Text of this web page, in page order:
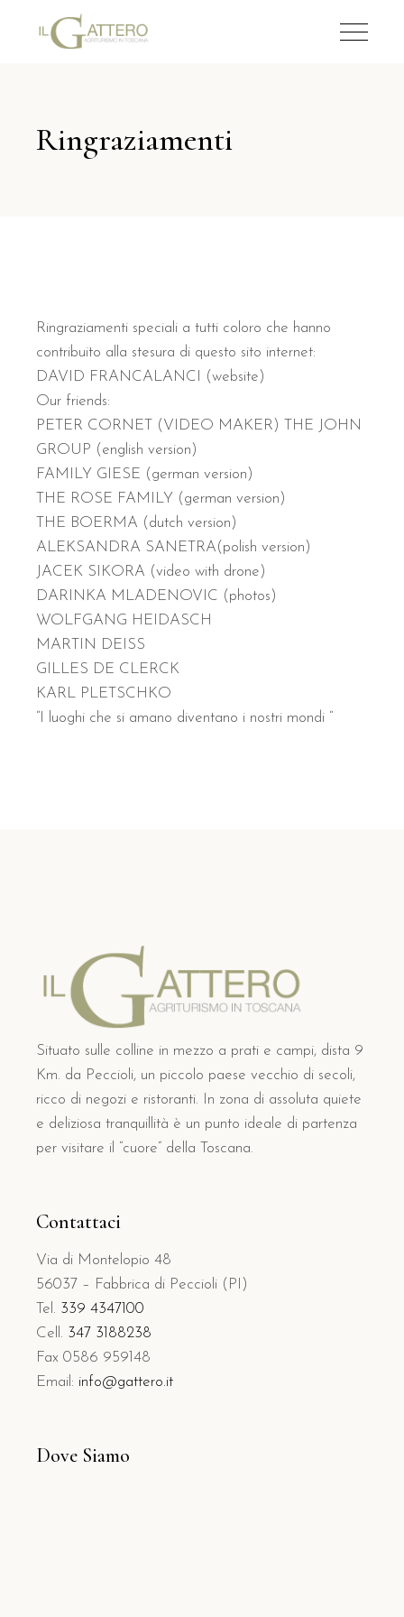
Ringraziamenti
Ringraziamenti speciali a tutti coloro che hanno
contribuito alla stesura di questo sito internet:
DAVID FRANCALANCI (website)
Our friends:
PETER CORNET (VIDEO MAKER) THE JOHN
GROUP (english version)
FAMILY GIESE (german version)
THE ROSE FAMILY (german version)
THE BOERMA (dutch version)
ALEKSANDRA SANETRA(polish version)
JACEK SIKORA (video with drone)
DARINKA MLADENOVIC (photos)
WOLFGANG HEIDASCH
MARTIN DEISS
GILLES DE CLERCK
KARL PLETSCHKO
“I luoghi che si amano diventano i nostri mondi “
Situato sulle colline in mezzo a prati e campi, dista 9
Km. da Peccioli, un piccolo paese vecchio di secoli,
ricco di negozi e ristoranti. In zona di assoluta quiete
e deliziosa tranquillità è un punto ideale di partenza
per visitare il “cuore” della Toscana.
Contattaci
Via di Montelopio 48
56037 – Fabbrica di Peccioli (PI)
Tel. 339 4347100
Cell. 347 3188238
Fax 0586 959148
Email: info@gattero.it
Dove Siamo